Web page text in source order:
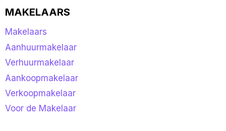
MAKELAARS
Makelaars
Aanhuurmakelaar
Verhuurmakelaar
Aankoopmakelaar
Verkoopmakelaar
Voor de Makelaar